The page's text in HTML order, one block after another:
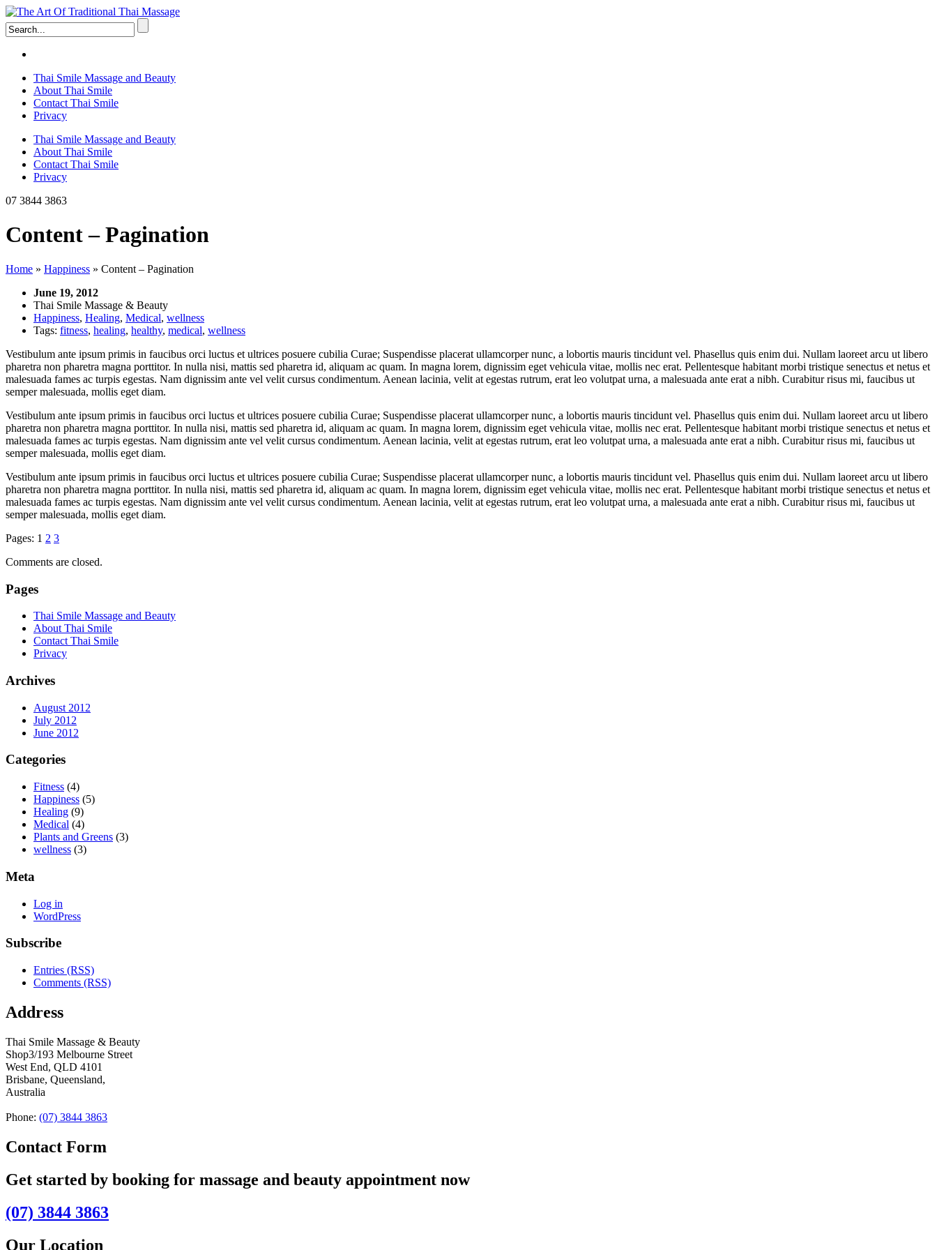
Thai Smile Massage and Beauty
About Thai Smile
Contact Thai Smile
Privacy
Thai Smile Massage and Beauty
About Thai Smile
Contact Thai Smile
Privacy
07 3844 3863
Content – Pagination
Home » Happiness » Content – Pagination
June 19, 2012
Thai Smile Massage & Beauty
Happiness, Healing, Medical, wellness
Tags: fitness, healing, healthy, medical, wellness
Vestibulum ante ipsum primis in faucibus orci luctus et ultrices posuere cubilia Curae; Suspendisse placerat ullamcorper nunc, a lobortis mauris tincidunt vel. Phasellus quis enim dui. Nullam laoreet arcu ut libero
pharetra non pharetra magna porttitor. In nulla nisi, mattis sed pharetra id, aliquam ac quam. In magna lorem, dignissim eget vehicula vitae, mollis nec erat. Pellentesque habitant morbi tristique senectus et netus et
malesuada fames ac turpis egestas. Nam dignissim ante vel velit cursus condimentum. Aenean lacinia, velit at egestas rutrum, erat leo volutpat urna, a malesuada ante erat a nibh. Curabitur risus mi, faucibus ut
semper malesuada, mollis eget diam.
Vestibulum ante ipsum primis in faucibus orci luctus et ultrices posuere cubilia Curae; Suspendisse placerat ullamcorper nunc, a lobortis mauris tincidunt vel. Phasellus quis enim dui. Nullam laoreet arcu ut libero
pharetra non pharetra magna porttitor. In nulla nisi, mattis sed pharetra id, aliquam ac quam. In magna lorem, dignissim eget vehicula vitae, mollis nec erat. Pellentesque habitant morbi tristique senectus et netus et
malesuada fames ac turpis egestas. Nam dignissim ante vel velit cursus condimentum. Aenean lacinia, velit at egestas rutrum, erat leo volutpat urna, a malesuada ante erat a nibh. Curabitur risus mi, faucibus ut
semper malesuada, mollis eget diam.
Vestibulum ante ipsum primis in faucibus orci luctus et ultrices posuere cubilia Curae; Suspendisse placerat ullamcorper nunc, a lobortis mauris tincidunt vel. Phasellus quis enim dui. Nullam laoreet arcu ut libero
pharetra non pharetra magna porttitor. In nulla nisi, mattis sed pharetra id, aliquam ac quam. In magna lorem, dignissim eget vehicula vitae, mollis nec erat. Pellentesque habitant morbi tristique senectus et netus et
malesuada fames ac turpis egestas. Nam dignissim ante vel velit cursus condimentum. Aenean lacinia, velit at egestas rutrum, erat leo volutpat urna, a malesuada ante erat a nibh. Curabitur risus mi, faucibus ut
semper malesuada, mollis eget diam.
Pages: 1 2 3
Comments are closed.
Pages
Thai Smile Massage and Beauty
About Thai Smile
Contact Thai Smile
Privacy
Archives
August 2012
July 2012
June 2012
Categories
Fitness (4)
Happiness (5)
Healing (9)
Medical (4)
Plants and Greens (3)
wellness (3)
Meta
Log in
WordPress
Subscribe
Entries (RSS)
Comments (RSS)
Address
Thai Smile Massage & Beauty
Shop3/193 Melbourne Street
West End, QLD 4101
Brisbane, Queensland,
Australia
Phone: (07) 3844 3863
Contact Form
Get started by booking for massage and beauty appointment now
(07) 3844 3863
Our Location